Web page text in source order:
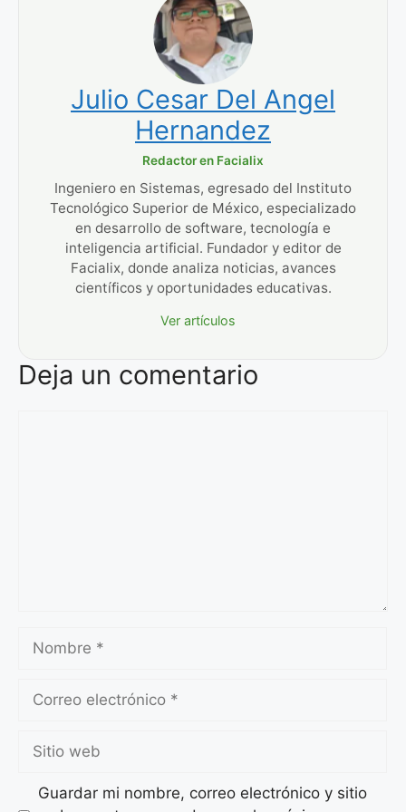
Julio Cesar Del Angel
Hernandez
Redactor en Facialix
Ingeniero en Sistemas, egresado del Instituto
Tecnológico Superior de México, especializado
en desarrollo de software, tecnología e
inteligencia artificial. Fundador y editor de
Facialix, donde analiza noticias, avances
científicos y oportunidades educativas.
Ver artículos
Deja un comentario
electrónico
web
Guardar mi nombre, correo electrónico y sitio